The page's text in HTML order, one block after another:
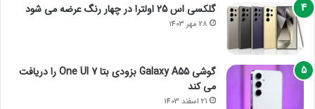
گلکسی اس 25 اولترا در چهار رنگ عرضه می شود
28 مهر 1403
گوشی Galaxy A55 بزودی بتا One UI 7 را دریافت
می کند
21 اسفند 1403